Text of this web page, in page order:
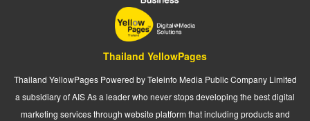
Thailand YellowPages
Thailand YellowPages Powered by Teleinfo Media Public Company Limited
a subsidiary of AIS As a leader who never stops developing the best digital
marketing services through website platform that including products and